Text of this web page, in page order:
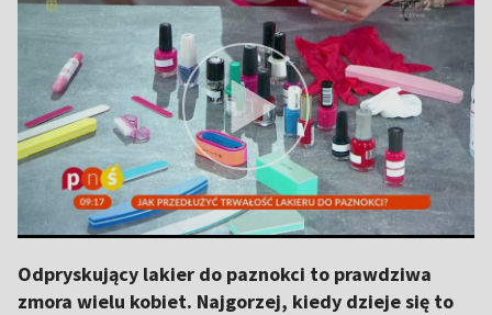
Odpryskujący lakier do paznokci to prawdziwa
zmora wielu kobiet. Najgorzej, kiedy dzieje się to